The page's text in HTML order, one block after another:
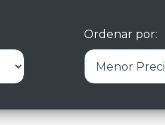
Ordenar por: